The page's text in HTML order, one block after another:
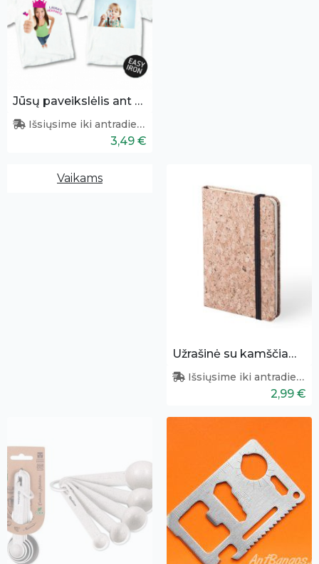
Jūsų paveikslėlis ant tekstilės
Išsiųsime iki antradienio
3,49 €
Vaikams
Užrašinė su kamščiamedžio viršeliu
Išsiųsime iki antradienio
2,99 €